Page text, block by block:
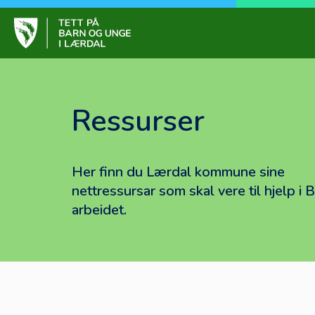
Skip
content
Tett på barn og
Ressurser
Her finn du Lærdal kommune sine
nettressursar som skal vere til hjelp i
arbeidet.